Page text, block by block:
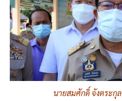
นายสมศักดิ์ จังตระกุ